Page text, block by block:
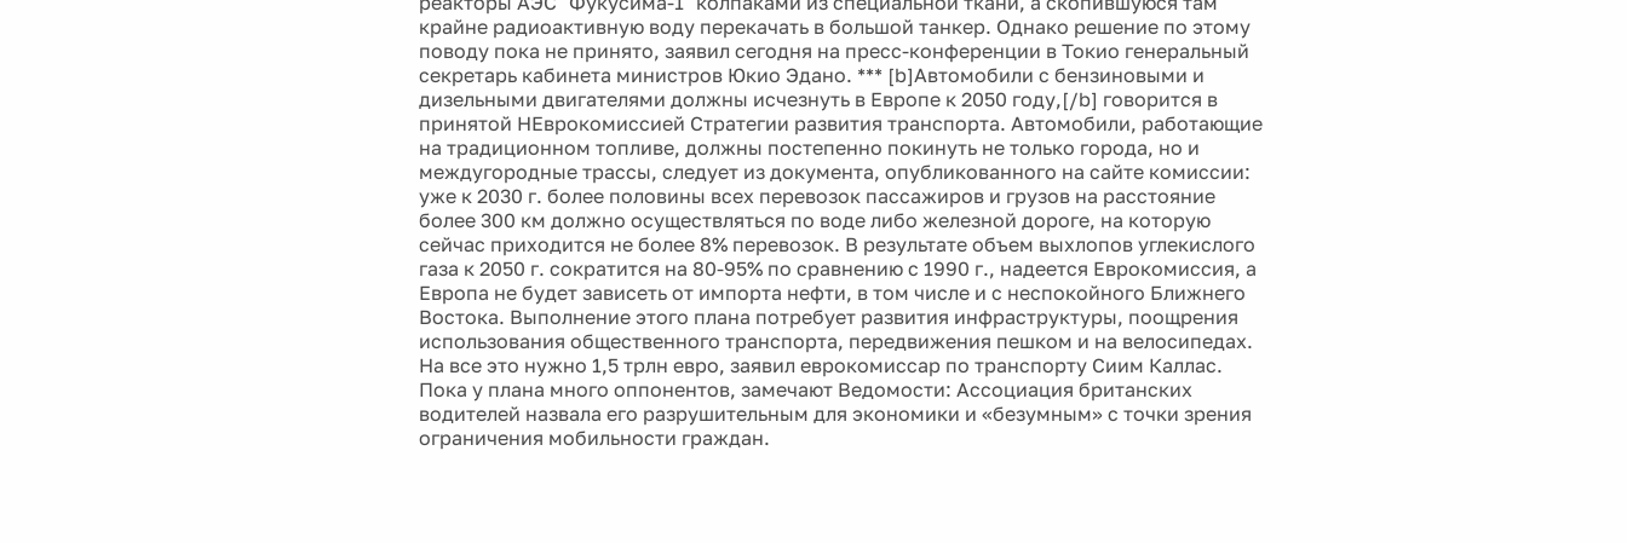
крайне радиоактивную воду перекачать в большой танкер. Однако решение по этому
поводу пока не принято, заявил сегодня на пресс-конференции в Токио генеральный
секретарь кабинета министров Юкио Эдано. *** [b]Автомобили с бензиновыми и
дизельными двигателями должны исчезнуть в Европе к 2050 году,[/b] говорится в
принятой НЕврокомиссией Стратегии развития транспорта. Автомобили, работающие
на традиционном топливе, должны постепенно покинуть не только города, но и
междугородные трассы, следует из документа, опубликованного на сайте комиссии:
уже к 2030 г. более половины всех перевозок пассажиров и грузов на расстояние
более 300 км должно осуществляться по воде либо железной дороге, на которую
сейчас приходится не более 8% перевозок. В результате объем выхлопов углекислого
газа к 2050 г. сократится на 80-95% по сравнению с 1990 г., надеется Еврокомиссия, а
Европа не будет зависеть от импорта нефти, в том числе и с неспокойного Ближнего
Востока. Выполнение этого плана потребует развития инфраструктуры, поощрения
использования общественного транспорта, передвижения пешком и на велосипедах.
На все это нужно 1,5 трлн евро, заявил еврокомиссар по транспорту Сиим Каллас.
Пока у плана много оппонентов, замечают Ведомости: Ассоциация британских
водителей назвала его разрушительным для экономики и «безумным» с точки зрения
ограничения мобильности граждан.